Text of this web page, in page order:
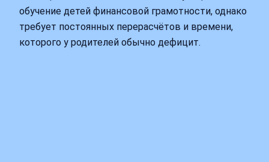
обучение детей финансовой грамотности, однако
требует постоянных перерасчётов и времени,
которого у родителей обычно дефицит.